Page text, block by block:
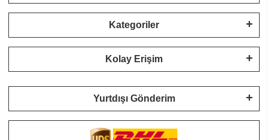
Kategoriler
Kolay Erişim
Yurtdışı Gönderim